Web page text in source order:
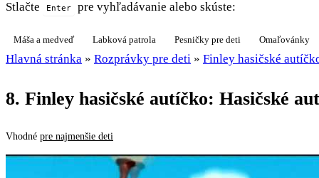
Stlačte Enter pre vyhľadávanie alebo skúste:
Máša a medveď Labková patrola Pesničky pre deti Omaľovánky
Hlavná stránka » Rozprávky pre deti » Finley hasičské
8. Finley hasičské autíčko: Hasičské
Vhodné pre najmenšie deti